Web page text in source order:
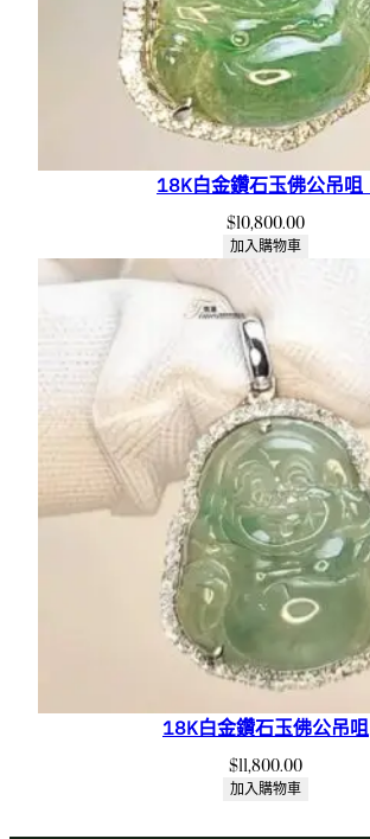
18K白金鑽石玉佛公吊咀
$10,800.00
加入購物車
18K白金鑽石玉佛公吊咀
$11,800.00
加入購物車